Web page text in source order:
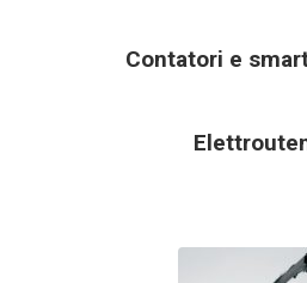
Contatori e